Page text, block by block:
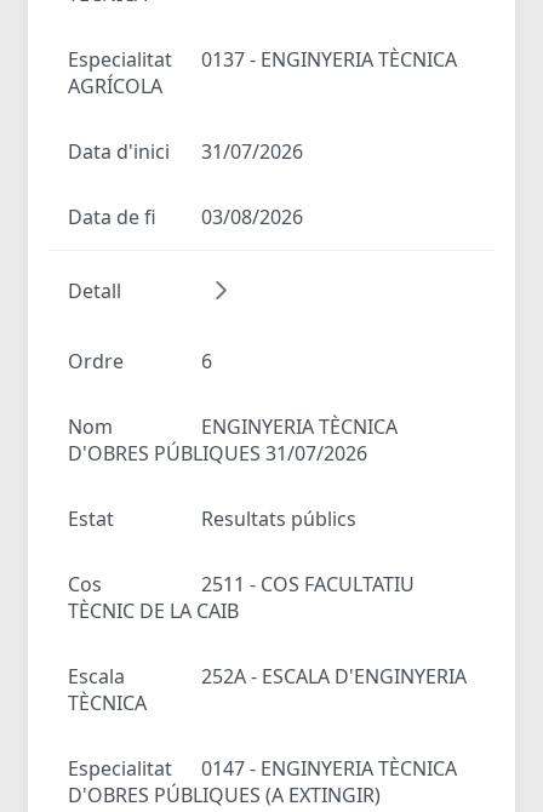
Especialitat
0137 - ENGINYERIA TÈCNICA
AGRÍCOLA
Data d'inici 31/07/2026
Data de fi 03/08/2026
Detall
Ordre 6
Nom
ENGINYERIA TÈCNICA
D'OBRES PÚBLIQUES 31/07/2026
Estat Resultats públics
Cos
2511 - COS FACULTATIU
TÈCNIC DE LA CAIB
Escala
252A - ESCALA D'ENGINYERIA
TÈCNICA
Especialitat
0147 - ENGINYERIA TÈCNICA
D'OBRES PÚBLIQUES (A EXTINGIR)